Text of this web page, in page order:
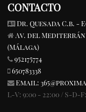
CONTACTO
Dr. Quesada C.b. -
Av. del
(Málaga)
952175774
650783338
Email:
L-V: 9:00 - 22:00 / S-D-